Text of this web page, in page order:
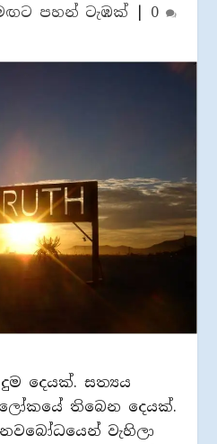
පහන් ටැඹක් 0
දෙයක්. සත්‍යය
තිබෙන දෙයක්.
වැහිලා